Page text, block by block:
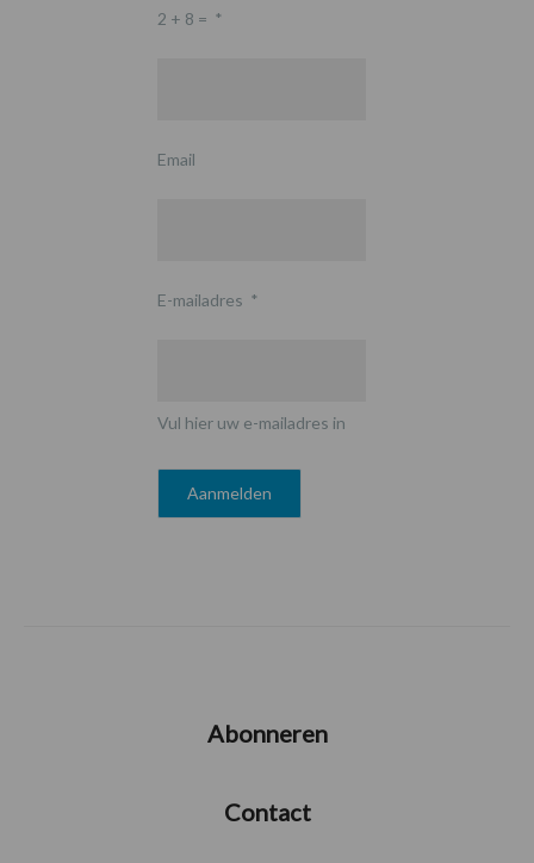
2 + 8 = *
Email
E-mailadres *
Vul hier uw e-mailadres in
Abonneren
Contact